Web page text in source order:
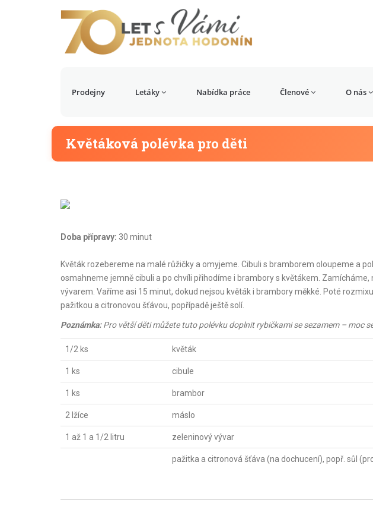
Prodejny Letáky Nabídka práce Členové O nás
Květáková polévka pro děti
Doba přípravy: 30 minut
Květák rozebereme na malé růžičky a omyjeme. Cibuli s bramborem oloupeme a
osmahneme jemně cibuli a po chvíli přihodíme i brambory s květákem.
vývarem. Vaříme asi 15 minut, dokud nejsou květák i brambory měkké. Poté
pažitkou a citronovou šťávou, popřípadě ještě solí.
Poznámka:Pro větší děti můžete tuto polévku doplnit rybičkami se sezamem – moc
1/2 ks květák
1 ks cibule
1 ks brambor
2 lžíce máslo
1 až 1 a 1/2 litru zeleninový vývar
pažitka a citronová šťáva (na dochucení), popř. sůl